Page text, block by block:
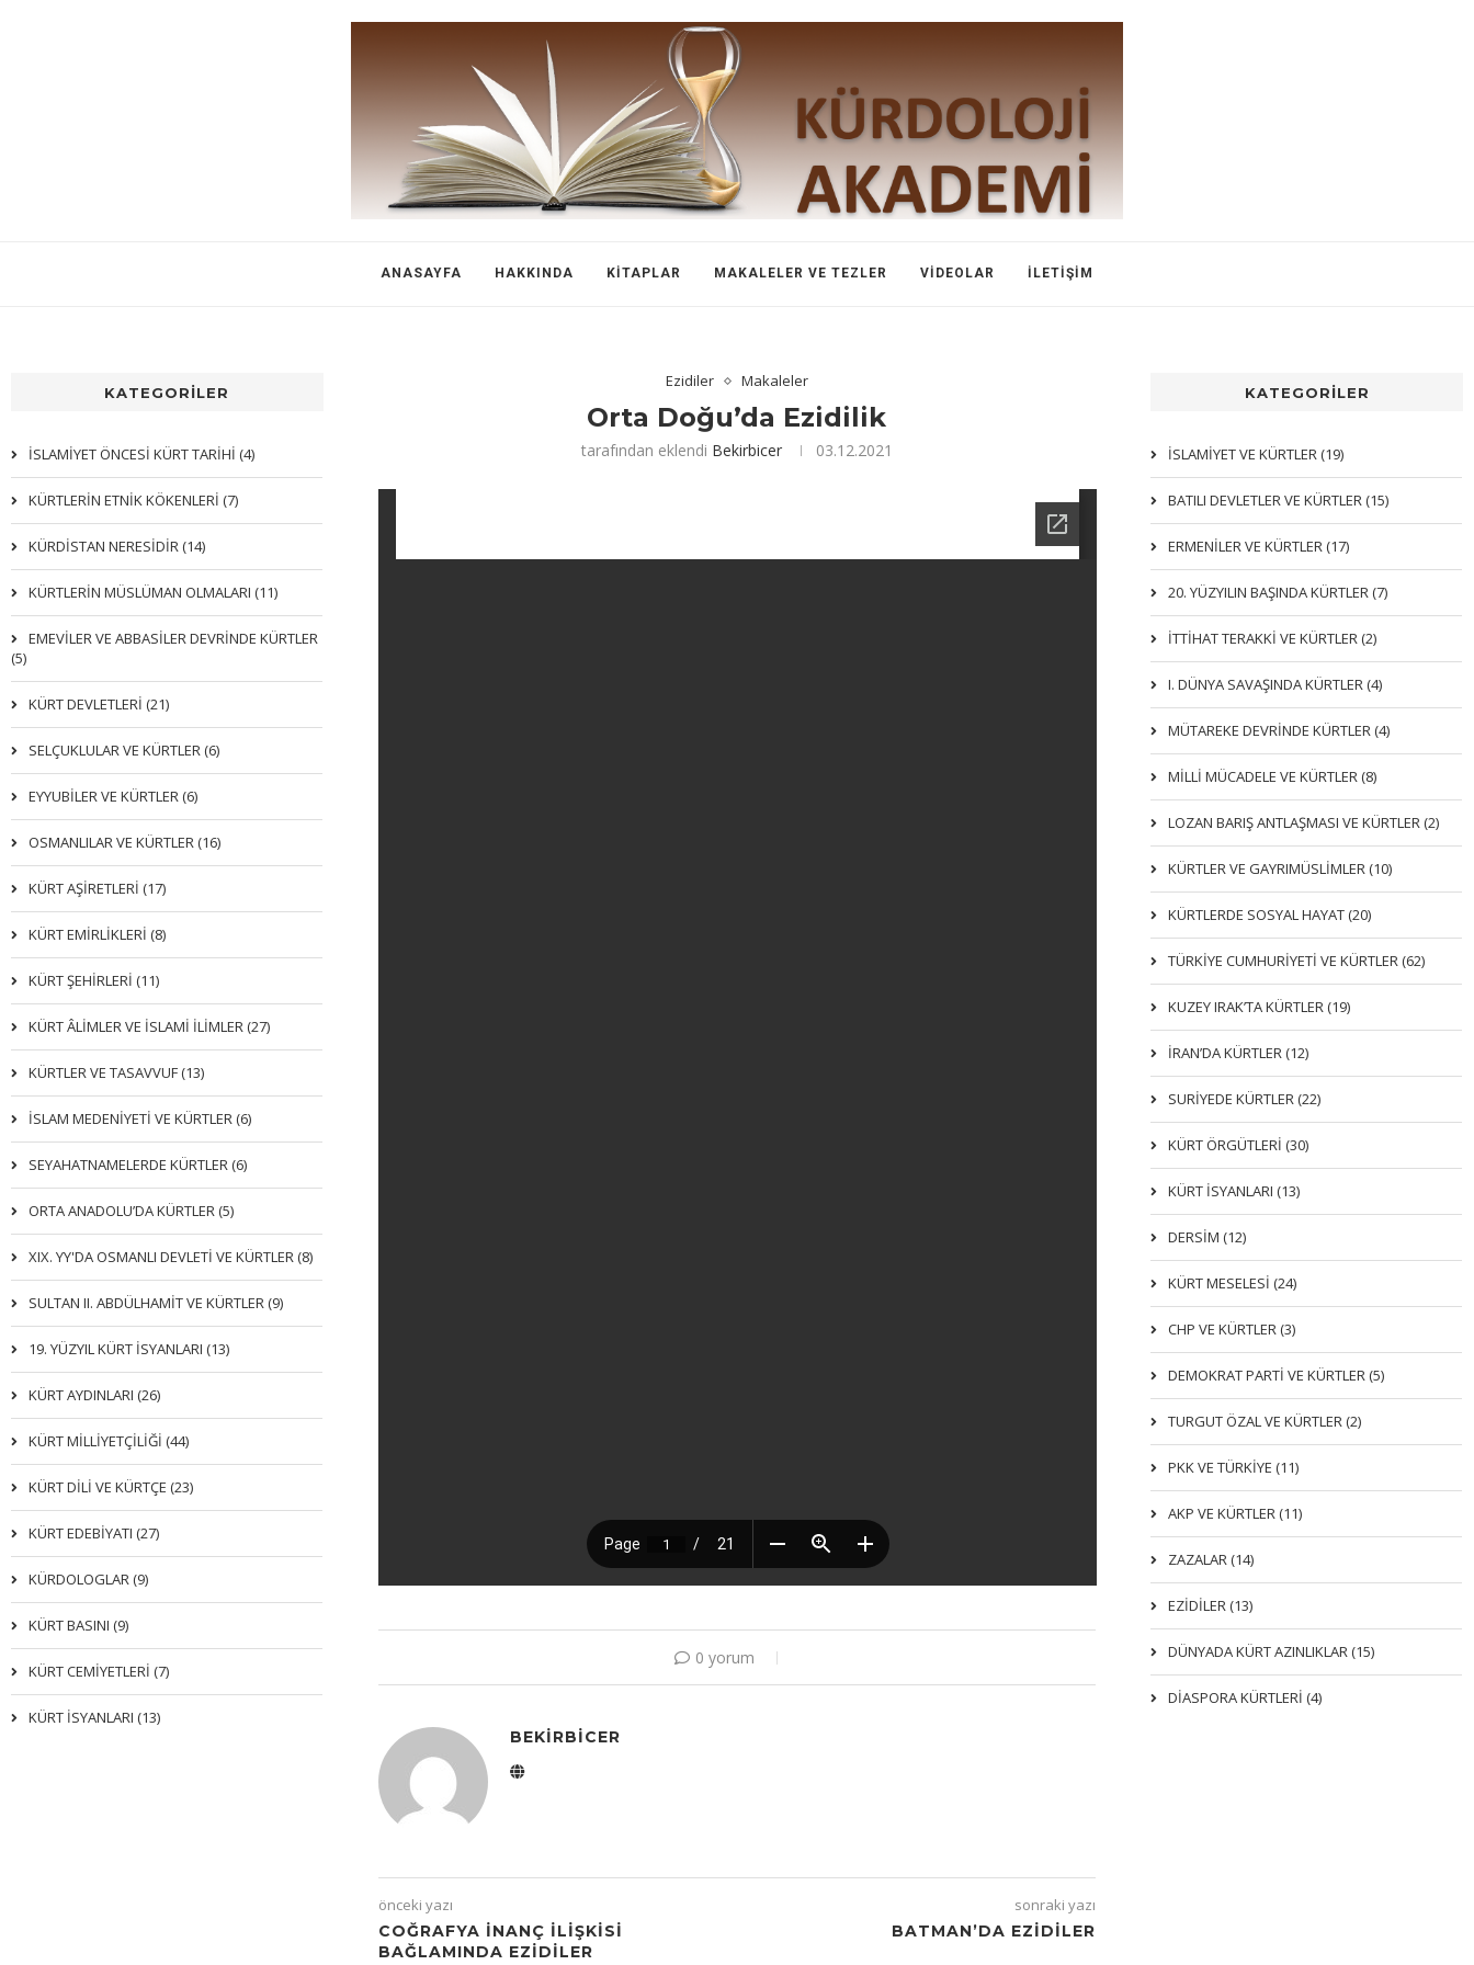
ANASAYFA HAKKINDA KITAPLAR MAKALELER VE TEZLER VIDEOLAR İLETIŞIM
Ezidiler Makaleler
Orta Doğu’da Ezidilik
tarafından eklendi Bekirbicer 03.12.2021
0 yorum
BEKIRBICER
önceki yazı
COĞRAFYA İNANÇ İLIŞKISI
BAĞLAMINDA EZIDILER
sonraki yazı
BATMAN’DA EZIDILER
KATEGORİLER
İSLAMIYET VE KÜRTLER (19)
BATILI DEVLETLER VE KÜRTLER (15)
ERMENİLER VE KÜRTLER (17)
20. YÜZYILIN BAŞINDA KÜRTLER (7)
İTTIHAT TERAKKI VE KÜRTLER (2)
I. DÜNYA SAVAŞINDA KÜRTLER (4)
MÜTAREKE DEVRİNDE KÜRTLER (4)
MİLLİ MÜCADELE VE KÜRTLER (8)
LOZAN BARIŞ ANTLAŞMASI VE KÜRTLER (2)
KÜRTLER VE GAYRIMÜSLIMLER (10)
KÜRTLERDE SOSYAL HAYAT (20)
TÜRKİYE CUMHURİYETİ VE KÜRTLER (62)
KUZEY IRAK’TA KÜRTLER (19)
İRAN’DA KÜRTLER (12)
SURİYEDE KÜRTLER (22)
KÜRT ÖRGÜTLERİ (30)
KÜRT İSYANLARI (13)
DERSIM (12)
KÜRT MESELESİ (24)
CHP VE KÜRTLER (3)
DEMOKRAT PARTI VE KÜRTLER (5)
TURGUT ÖZAL VE KÜRTLER (2)
PKK VE TÜRKIYE (11)
AKP VE KÜRTLER (11)
ZAZALAR (14)
EZIDILER (13)
DÜNYADA KÜRT AZINLIKLAR (15)
DİASPORA KÜRTLERİ (4)
KATEGORİLER
İSLAMİYET ÖNCESİ KÜRT TARİHİ (4)
KÜRTLERIN ETNIK KÖKENLERI (7)
KÜRDİSTAN NERESİDİR (14)
KÜRTLERİN MÜSLÜMAN OLMALARI (11)
EMEVİLER VE ABBASİLER DEVRİNDE KÜRTLER
(5)
KÜRT DEVLETLERİ (21)
SELÇUKLULAR VE KÜRTLER (6)
EYYUBİLER VE KÜRTLER (6)
OSMANLILAR VE KÜRTLER (16)
KÜRT AŞİRETLERİ (17)
KÜRT EMİRLİKLERİ (8)
KÜRT ŞEHİRLERİ (11)
KÜRT ÂLİMLER VE İSLAMİ İLİMLER (27)
KÜRTLER VE TASAVVUF (13)
İSLAM MEDENİYETİ VE KÜRTLER (6)
SEYAHATNAMELERDE KÜRTLER (6)
ORTA ANADOLU’DA KÜRTLER (5)
XIX. YY'DA OSMANLI DEVLETI VE KÜRTLER (8)
SULTAN II. ABDÜLHAMİT VE KÜRTLER (9)
19. YÜZYIL KÜRT İSYANLARI (13)
KÜRT AYDINLARI (26)
KÜRT MİLLİYETÇİLİĞİ (44)
KÜRT DİLİ VE KÜRTÇE (23)
KÜRT EDEBİYATI (27)
KÜRDOLOGLAR (9)
KÜRT BASINI (9)
KÜRT CEMİYETLERİ (7)
KÜRT İSYANLARI (13)